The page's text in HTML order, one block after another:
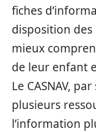
fiches
disposition des
mieux
de leur enfant
Le CASNAV,
plusieurs
l’information